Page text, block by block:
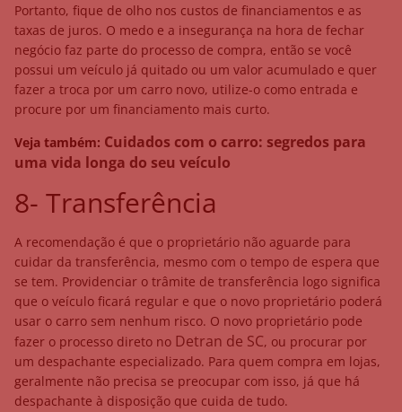
Portanto, fique de olho nos custos de financiamentos e as
taxas de juros. O medo e a insegurança na hora de fechar
negócio faz parte do processo de compra, então se você
possui um veículo já quitado ou um valor acumulado e quer
fazer a troca por um carro novo, utilize-o como entrada e
procure por um financiamento mais curto.
Veja também: Cuidados com o carro: segredos para
uma vida longa do seu veículo
8- Transferência
A recomendação é que o proprietário não aguarde para
cuidar da transferência, mesmo com o tempo de espera que
se tem. Providenciar o trâmite de transferência logo significa
que o veículo ficará regular e que o novo proprietário poderá
usar o carro sem nenhum risco. O novo proprietário pode
fazer o processo direto no Detran de SC, ou procurar por
um despachante especializado. Para quem compra em lojas,
geralmente não precisa se preocupar com isso, já que há
despachante à disposição que cuida de tudo.